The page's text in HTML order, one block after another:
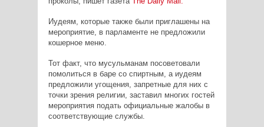
Иудеям, которые также были приглашены на
мероприятие, в парламенте не предложили
кошерное меню.
Тот факт, что мусульманам посоветовали
помолиться в баре со спиртным, а иудеям
предложили угощения, запретные для них с
точки зрения религии, заставил многих гостей
мероприятия подать официальные жалобы в
соответствующие службы.